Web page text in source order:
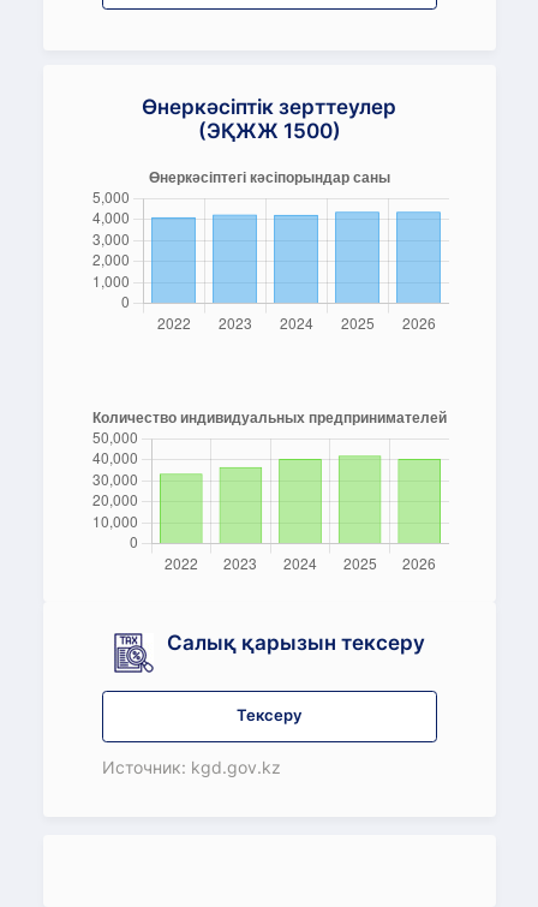
Өнеркәсіптік зерттеулер
(ЭҚЖЖ 1500)
Салық қарызын тексеру
Тексеру
Источник: kgd.gov.kz